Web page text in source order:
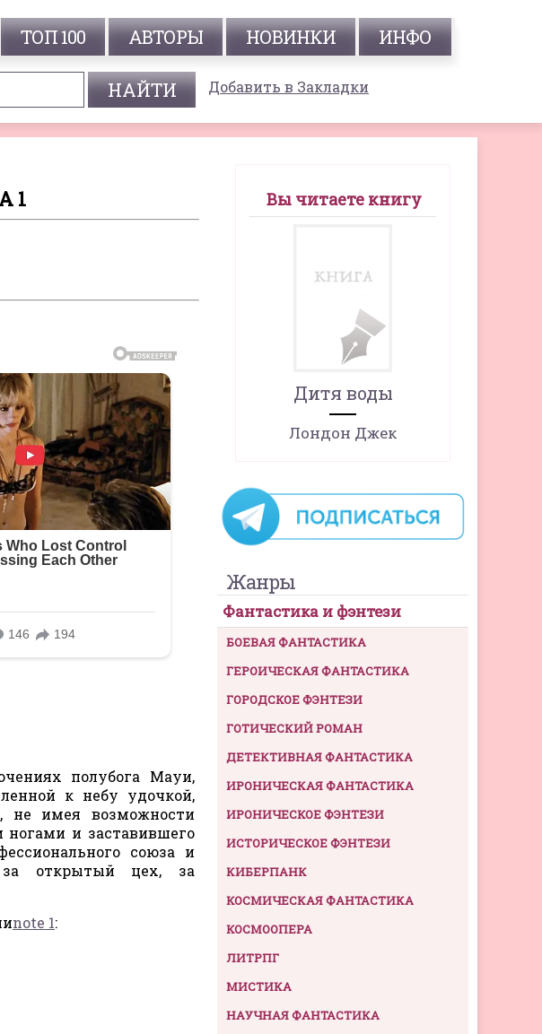
ТОП 100 АВТОРЫ НОВИНКИ ИНФО
Добавить в Закладки
1
полубога Мауи,
к небу удочкой,
не имея возможности
и заставившего
союза и
за открытый цех, за
note 1:
Вы читаете книгу
Дитя воды
Лондон Джек
Жанры
Фантастика и фэнтези
БОЕВАЯ ФАНТАСТИКА
ГЕРОИЧЕСКАЯ ФАНТАСТИКА
ГОРОДСКОЕ ФЭНТЕЗИ
ГОТИЧЕСКИЙ РОМАН
ДЕТЕКТИВНАЯ ФАНТАСТИКА
ИРОНИЧЕСКАЯ ФАНТАСТИКА
ИРОНИЧЕСКОЕ ФЭНТЕЗИ
ИСТОРИЧЕСКОЕ ФЭНТЕЗИ
КИБЕРПАНК
КОСМИЧЕСКАЯ ФАНТАСТИКА
КОСМООПЕРА
ЛИТРПГ
МИСТИКА
НАУЧНАЯ ФАНТАСТИКА